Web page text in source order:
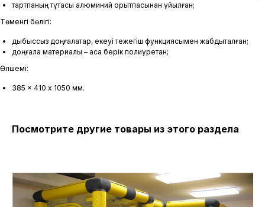
тартпаның тұтқасы алюминий қорытпасынан құйылған;
Төменгі бөлігі:
дыбыссыз доңғалақтар, екеуі тежегіш функциясымен жабдықталған;
доңғалақ материалы – аса берік полиуретан;
Өлшемі:
385 x 410 х 1050 мм.
Посмотрите другие товары из этого раздела